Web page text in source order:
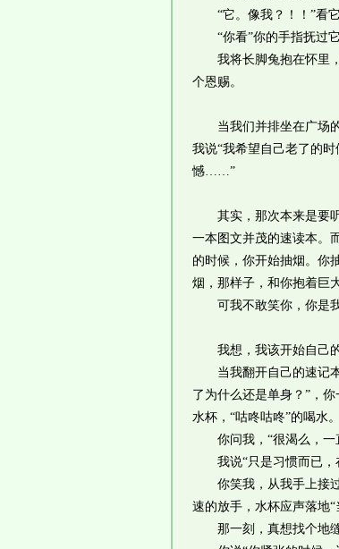
“它。像我？！！”看它
“你看”你的手指抚过它
我将长脚兔抱在怀里，
个恩赐。
当我们并排坐在广场的
我说“我希望自己老了的
憾……”
其实，那次本来是要听
一本图文并茂的速读本。
的时候，你开始抽烟。你
烟，那样子，和你抱着巨
可我不敢笑你，你是我
我想，我该开始自己的
当我翻开自己的速记本
了为什么还是单身？”，
水杯，“咕咚咕咚”的喝水。
你问我，“很渴么，一
我说“只是习惯而已，
你笑我，从我手上接过
速的放手，水杯应声落地
那一刻，真想找个地缝